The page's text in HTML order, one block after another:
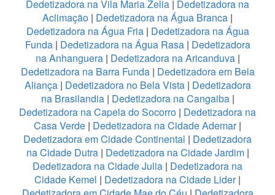
Dedetizadora na Vila Maria Zelia | Dedetizadora na
Aclimação | Dedetizadora na Água Branca |
Dedetizadora na Água Fria| Dedetizadora na Água
Funda| Dedetizadora na Água Rasa | Dedetizadora
na Anhanguera| Dedetizadora na Aricanduva|
Dedetizadora na Barra Funda | Dedetizadora em Bela
Aliança | Dedetizadora no Bela Vista| Dedetizadora
na Brasilandia| Dedetizadora na Cangaiba|
Dedetizadora na Capela do Socorro | Dedetizadora na
Casa Verde | Dedetizadora na Cidade Ademar|
Dedetizadora em Cidade Continental | Dedetizadora
na Cidade Dutra | Dedetizadora na Cidade Jardim|
Dedetizadora na Cidade Julia | Dedetizadora na
Cidade Kemel | Dedetizadora na Cidade Lider|